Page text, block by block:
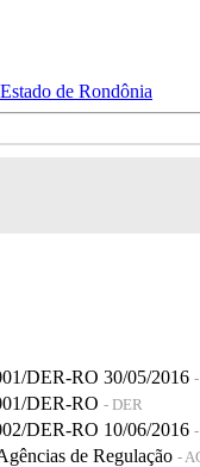
DER-RO 30/05/2016
DER-RO - DER
DER-RO 10/06/2016
de Regulação -